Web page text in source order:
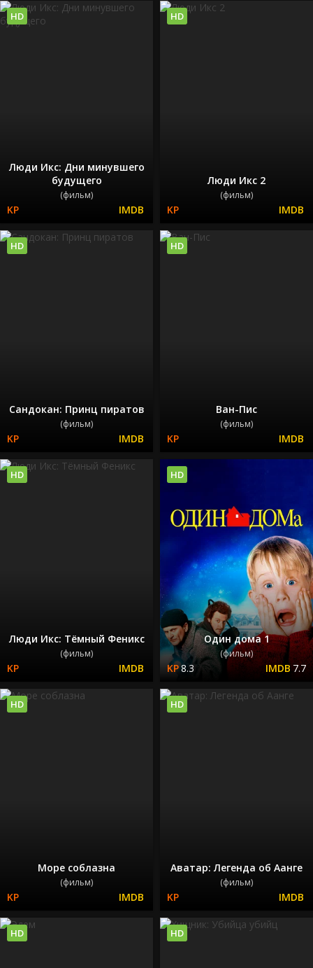
Люди Икс: Дни минувшего
будущего
(фильм)
HD
Люди Икс 2
(фильм)
HD
Сандокан: Принц пиратов
(фильм)
HD
Ван-Пис
(фильм)
HD
Люди Икс: Тёмный Феникс
(фильм)
HD
Один дома 1
(фильм)
8.3 7.7
HD
Море соблазна
(фильм)
HD
Аватар: Легенда об Аанге
(фильм)
HD
HD HD